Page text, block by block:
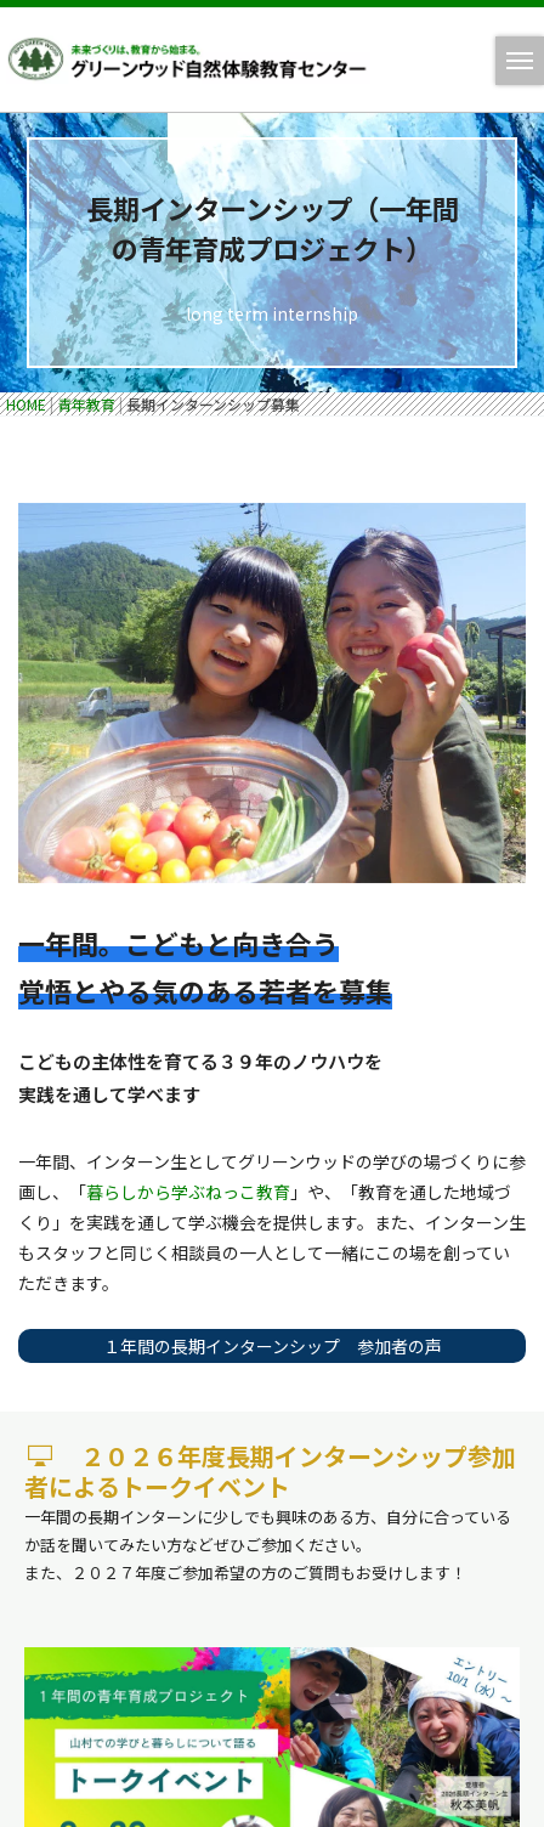
長期インターンシップ（一年間
の青年育成プロジェクト）
long term internship
HOME|青年教育|長期インターンシップ募集
一年間。こどもと向き合う
覚悟とやる気のある若者を募集
こどもの主体性を育てる３９年のノウハウを
実践を通して学べます
一年間、インターン生としてグリーンウッドの学びの場づくりに参
画し、「暮らしから学ぶねっこ教育 」や、「教育を通した地域づ
くり」を実践を通して学ぶ機会を提供します。また、インターン生
もスタッフと同じく相談員の一人として一緒にこの場を創ってい
ただきます。
１年間の長期インターンシップ 参加者の声
２０２６年度長期インターンシップ参加
者によるトークイベント
一年間の長期インターンに少しでも興味のある方、自分に合っている
か話を聞いてみたい方などぜひご参加ください。
また、２０２７年度ご参加希望の方のご質問もお受けします！